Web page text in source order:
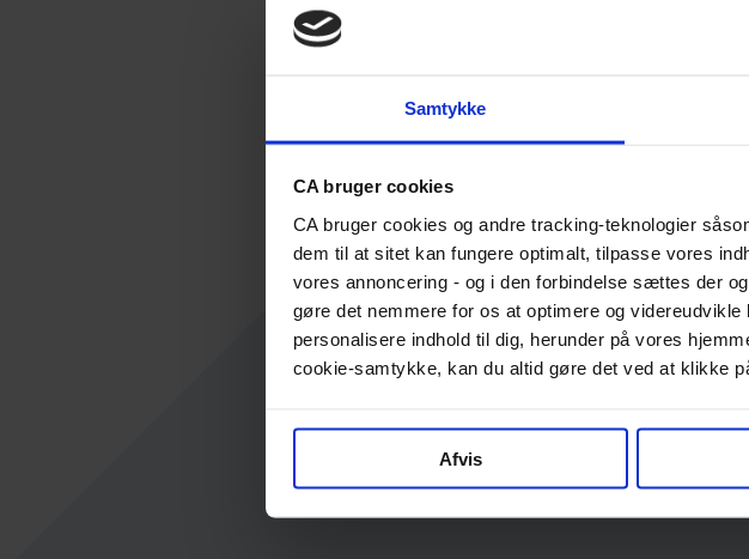
Samtykke
CA bruger cookies
CA bruger cookies og andre tracking-teknologier
dem til at sitet kan fungere optimalt, tilpasse vores
vores annoncering - og i den forbindelse sættes der
gøre det nemmere for os at optimere og
personalisere indhold til dig, herunder på vores
cookie-samtykke, kan du altid gøre det ved at klikke
Afvis